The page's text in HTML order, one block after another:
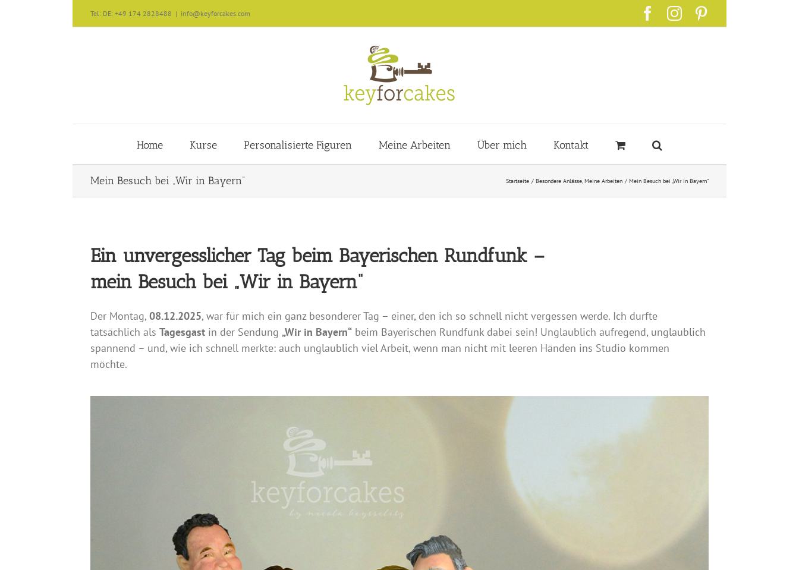
Tel: DE: +49 174 2828488 | info@keyforcakes.com Facebook
Instagram
Home Kurse Personalisierte Figuren Meine Arbeiten Über mich Kontakt
Mein Besuch bei „Wir in Bayern“ Startseite Besondere Anlässe Meine Arbeiten Mein Besuch bei „Wir in Bayern“
Ein unvergesslicher Tag beim Bayerischen Rundfunk –
mein Besuch bei „Wir in Bayern“
Der Montag, 08.12.2025, war für mich ein ganz besonderer Tag – einer, den ich so schnell nicht vergessen werde. Ich durfte
tatsächlich als Tagesgast in der Sendung „Wir in Bayern“ beim Bayerischen Rundfunk dabei sein! Unglaublich aufregend, unglaublich
spannend – und, wie ich schnell merkte: auch unglaublich viel Arbeit, wenn man nicht mit leeren Händen ins Studio kommen
möchte.